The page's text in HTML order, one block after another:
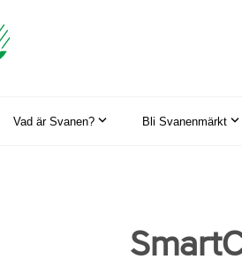
Vad är Svanen? Bli Svanenmärkt